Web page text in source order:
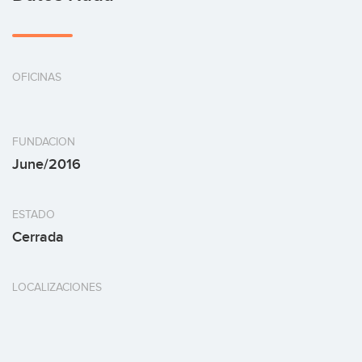
OFICINAS
FUNDACION
June/2016
ESTADO
Cerrada
LOCALIZACIONES